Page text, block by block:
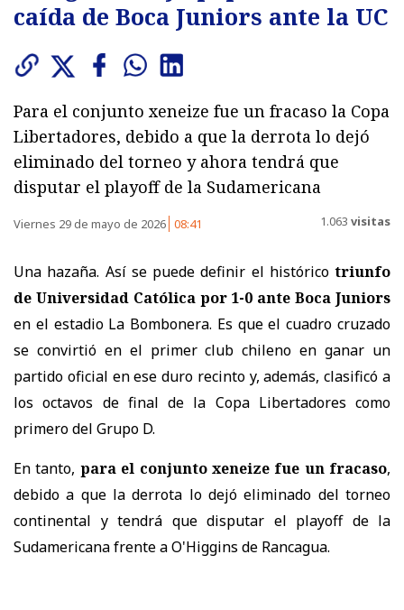
caída de Boca Juniors ante la UC
Para el conjunto xeneize fue un fracaso la Copa
Libertadores, debido a que la derrota lo dejó
eliminado del torneo y ahora tendrá que
disputar el playoff de la Sudamericana
Viernes 29 de mayo de 2026 08:41 1.063 visitas
Una hazaña. Así se puede definir el histórico triunfo
de Universidad Católica por 1-0 ante Boca Juniors
en el estadio La Bombonera. Es que el cuadro cruzado
se convirtió en el primer club chileno en ganar un
partido oficial en ese duro recinto y, además, clasificó a
los octavos de final de la Copa Libertadores como
primero del Grupo D.
En tanto, para el conjunto xeneize fue un fracaso,
debido a que la derrota lo dejó eliminado del torneo
continental y tendrá que disputar el playoff de la
Sudamericana frente a O'Higgins de Rancagua.